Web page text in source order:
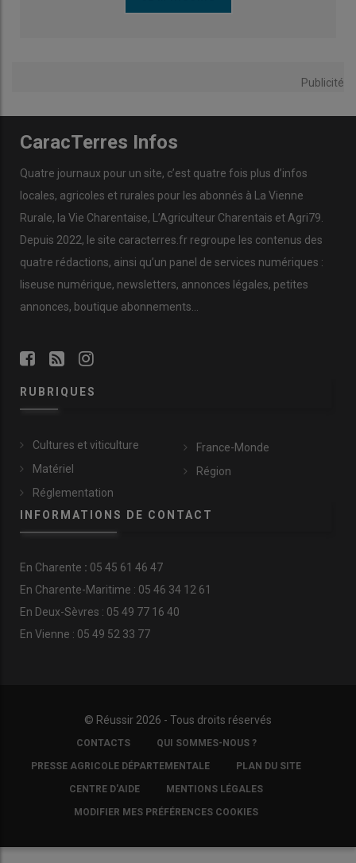
Publicité
CaracTerres Infos
Quatre journaux pour un site, c’est quatre fois plus d’infos
locales, agricoles et rurales pour les abonnés à La Vienne
Rurale, la Vie Charentaise, L’Agriculteur Charentais et Agri79.
Depuis 2022, le site caracterres.fr regroupe les contenus des
quatre rédactions, ainsi qu’un panel de services numériques :
liseuse numérique, newsletters, annonces légales, petites
annonces, boutique abonnements…
RUBRIQUES
Cultures et viticulture
Matériel
Réglementation
France-Monde
Région
INFORMATIONS DE CONTACT
En Charente : 05 45 61 46 47
En Charente-Maritime : 05 46 34 12 61
En Deux-Sèvres : 05 49 77 16 40
En Vienne : 05 49 52 33 77
© Réussir 2026 - Tous droits réservés
COPYRIGHTCONTACTS QUI SOMMES-NOUS ?
PRESSE AGRICOLE DÉPARTEMENTALE PLAN DU SITE
CENTRE D'AIDE MENTIONS LÉGALES
MODIFIER MES PRÉFÉRENCES COOKIES